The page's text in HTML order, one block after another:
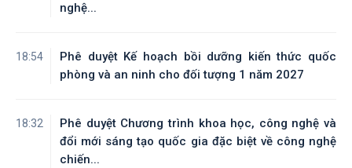
nghệ...
18:54
Phê duyệt Kế hoạch bồi dưỡng kiến thức quốc
phòng và an ninh cho đối tượng 1 năm 2027
18:32
Phê duyệt Chương trình khoa học, công nghệ và
đổi mới sáng tạo quốc gia đặc biệt về công nghệ
chiến...